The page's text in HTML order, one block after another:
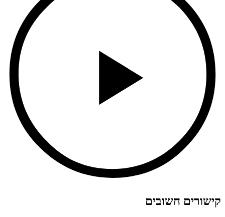
קישורים חשובים